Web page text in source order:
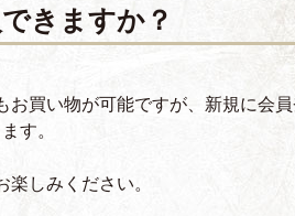
きますか？
お買い物が可能ですが、新規に会
す。
しみください。